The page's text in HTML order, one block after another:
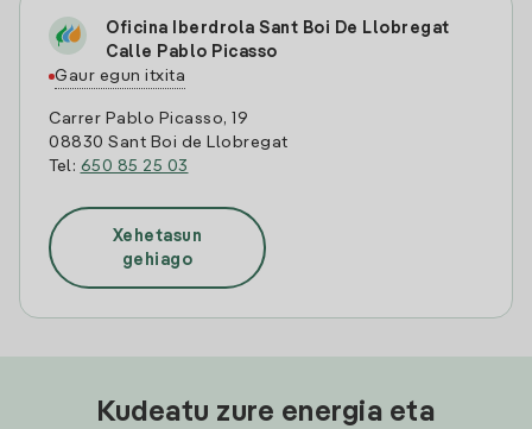
Oficina Iberdrola Sant Boi De Llobregat
Calle Pablo Picasso
Gaur egun itxita
Carrer Pablo Picasso, 19
08830 Sant Boi de Llobregat
Tel: 650 85 25 03
Xehetasun
gehiago
Kudeatu zure energia eta